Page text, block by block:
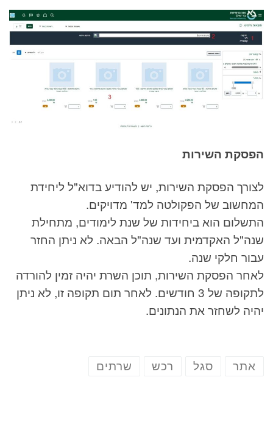
הפסקת השירות
לצורך הפסקת השירות, יש להודיע בדוא"ל ליחידת
המחשוב של הפקולטה למד' מדויקים.
התשלום הוא ביחידות של שנת לימודים, מתחילת
שנה"ל האקדמית ועד שנה"ל הבאה. לא ניתן החזר
עבור חלקי שנה.
לאחר הפסקת השירות, תוכן השרת יהיה זמין להורדה
לתקופה של 3 חודשים. לאחר תום תקופה זו, לא ניתן
יהיה לשחזר את הנתונים.
אתר סגל רכש שרתים